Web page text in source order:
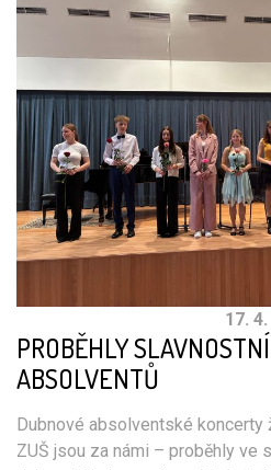
17. 4.
PROBĚHLY
ABSOLVENTŮ
Dubnové absolventské koncerty
ZUŠ jsou za námi – proběhly ve